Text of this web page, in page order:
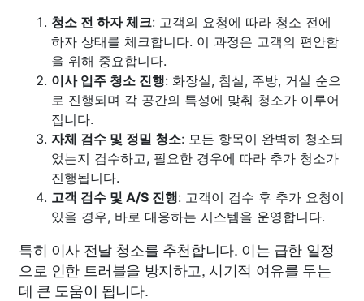
청소 전 하자 체크: 고객의 요청에 따라 청소 전에
하자 상태를 체크합니다. 이 과정은 고객의 편안함
을 위해 중요합니다.
이사 입주 청소 진행: 화장실, 침실, 주방, 거실 순으
로 진행되며 각 공간의 특성에 맞춰 청소가 이루어
집니다.
자체 검수 및 정밀 청소: 모든 항목이 완벽히 청소되
었는지 검수하고, 필요한 경우에 따라 추가 청소가
진행됩니다.
고객 검수 및 A/S 진행: 고객이 검수 후 추가 요청이
있을 경우, 바로 대응하는 시스템을 운영합니다.
특히 이사 전날 청소를 추천합니다. 이는 급한 일정
으로 인한 트러블을 방지하고, 시기적 여유를 두는
데 큰 도움이 됩니다.